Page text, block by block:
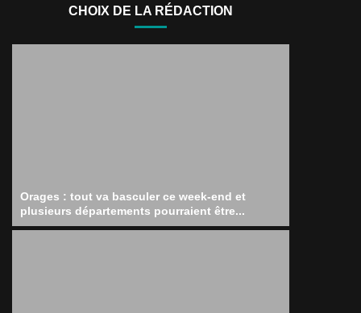
CHOIX DE LA RÉDACTION
Orages : tout va basculer ce week-end et
plusieurs départements pourraient être...